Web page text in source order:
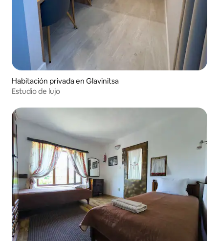
Habitación privada en Glavinitsa
Estudio de lujo